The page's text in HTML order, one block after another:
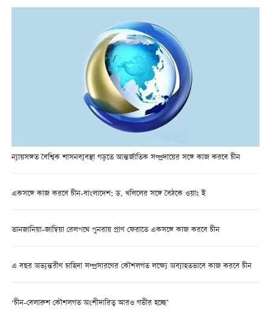
ন্যায়সঙ্গত বৈশ্বিক শাসনব্যবস্থা গড়তে আন্তর্জাতিক সম্প্রদায়ের সঙ্গে কাজ করবে চীন
একসঙ্গে কাজ করবে চীন-বাংলাদেশ: ড. খলিলের সঙ্গে বৈঠকে ওয়াং ই
তানজানিয়া-জাম্বিয়া রেলপথে পুনরায় প্রাণ ফেরাতে একসঙ্গে কাজ করবে চীন
এ বছর অভ্যন্তরীণ চাহিদা সম্প্রসারণের কৌশলগত লক্ষ্যে অব্যাহতভাবে কাজ করবে চীন
‘চীন-বেলারুশ কৌশলগত অংশীদারিত্ব আরও গভীর হচ্ছে’